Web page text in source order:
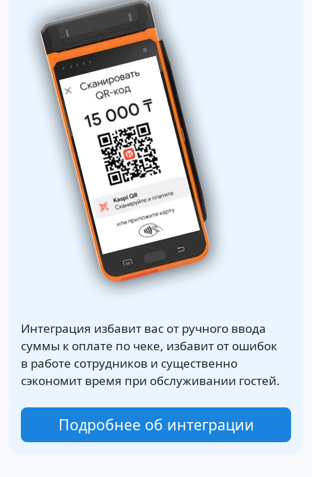
Интеграция избавит вас от ручного ввода
суммы к оплате по чеке, избавит от ошибок
в работе сотрудников и существенно
сэкономит время при обслуживании гостей.
Подробнее об интеграции